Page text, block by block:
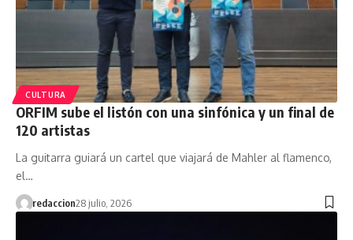
CULTURA
ORFIM sube el listón con una sinfónica y un final de
120 artistas
La guitarra guiará un cartel que viajará de Mahler al flamenco,
el…
redaccion28 julio, 2026